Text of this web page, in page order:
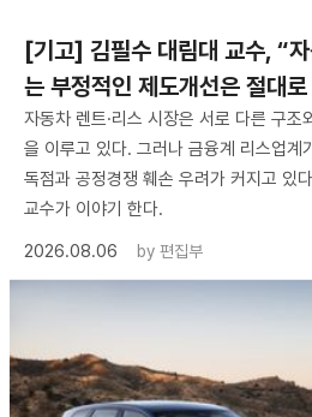
[기고] 김필수 대림대 교수, “
는 부정적인 제도개선은 절대
자동차 렌트·리스 시장은 서로 다른 구조
을 이루고 있다. 그러나 금융계 리스업계
독점과 공정경쟁 훼손 우려가 커지고 있
교수가 이야기 한다.
2026.08.06
by 편집부